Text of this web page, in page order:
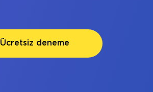
Ücretsiz deneme